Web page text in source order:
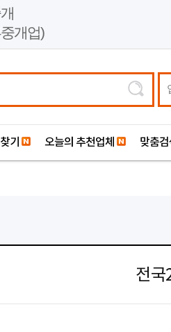
개업)
기 오늘의 추천업체 맞춤검
전국